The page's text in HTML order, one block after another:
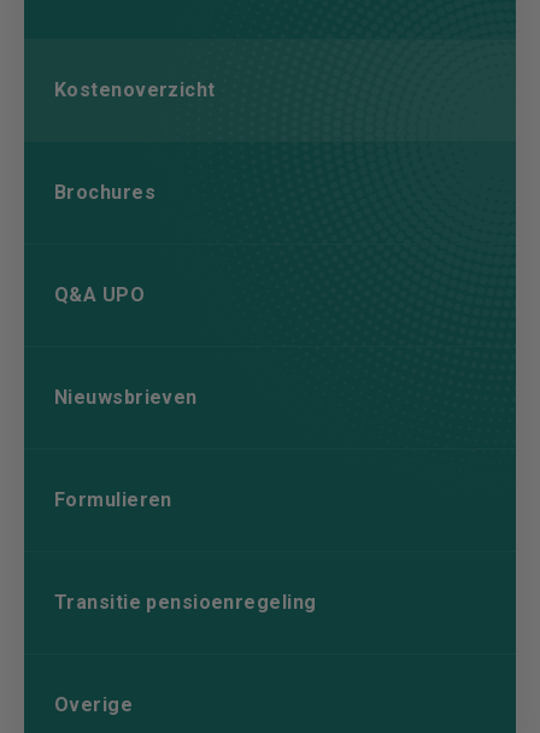
Kostenoverzicht
Brochures
Q&A UPO
Nieuwsbrieven
Formulieren
Transitie pensioenregeling
Overige